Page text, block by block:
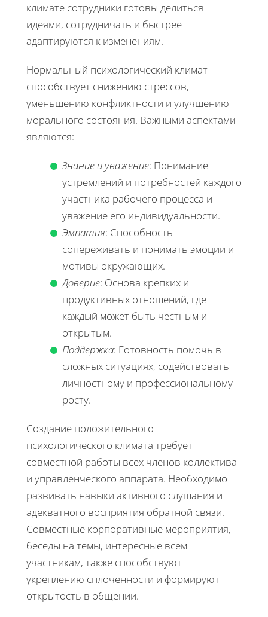
климате сотрудники готовы делиться
идеями, сотрудничать и быстрее
адаптируются к изменениям.
Нормальный психологический климат
способствует снижению стрессов,
уменьшению конфликтности и улучшению
морального состояния. Важными аспектами
являются:
Знание и уважение: Понимание
устремлений и потребностей каждого
участника рабочего процесса и
уважение его индивидуальности.
Эмпатия: Способность
сопереживать и понимать эмоции и
мотивы окружающих.
Доверие: Основа крепких и
продуктивных отношений, где
каждый может быть честным и
открытым.
Поддержка: Готовность помочь в
сложных ситуациях, содействовать
личностному и профессиональному
росту.
Создание положительного
психологического климата требует
совместной работы всех членов коллектива
и управленческого аппарата. Необходимо
развивать навыки активного слушания и
адекватного восприятия обратной связи.
Совместные корпоративные мероприятия,
беседы на темы, интересные всем
участникам, также способствуют
укреплению сплоченности и формируют
открытость в общении.